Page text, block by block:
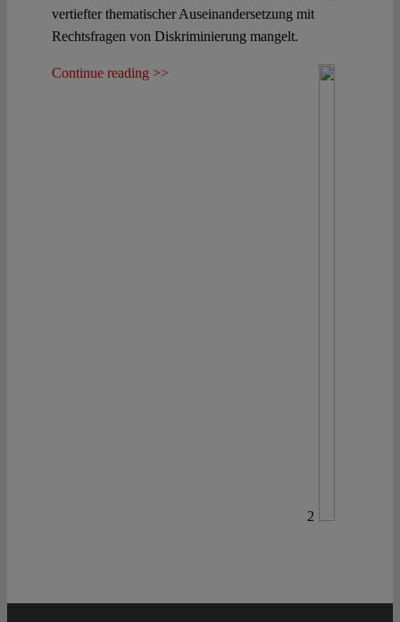
vertiefter thematischer Auseinandersetzung mit
Rechtsfragen von Diskriminierung mangelt.
Continue reading >>
2